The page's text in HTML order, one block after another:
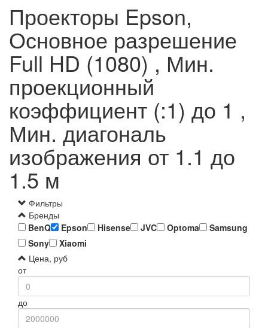
Проекторы Epson,
Основное разрешение
Full HD (1080) , Мин.
проекционный
коэффициент (:1) до 1 ,
Мин. диагональ
изображения от 1.1 до
1.5 м
Фильтры
Бренды
BenQ
Epson Hisense JVC Optoma
Samsung
Sony
Xiaomi
Цена, руб
от
до